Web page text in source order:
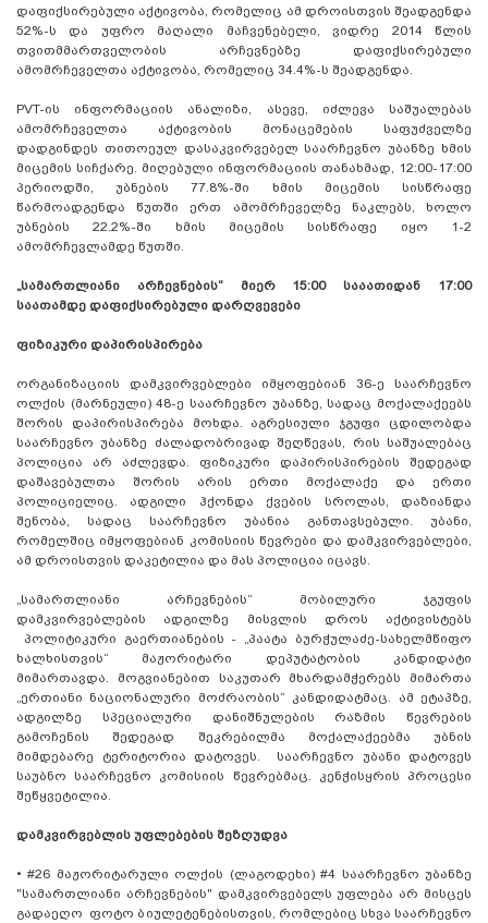
დაფიქსირებული აქტივობა, რომელიც ამ დროისთვის შეადგენდა
52%-ს და უფრო მაღალი მაჩვენებელი, ვიდრე 2014 წლის
თვითმმართველობის არჩევნებზე დაფიქსირებული
ამომრჩეველთა აქტივობა, რომელიც 34.4%-ს შეადგენდა.
PVT-ის ინფორმაციის ანალიზი, ასევე, იძლევა საშუალებას
ამომრჩეველთა აქტივობის მონაცემების საფუძველზე
დადგინდეს თითოეულ დასაკვირვებელ საარჩევნო უბანზე ხმის
მიცემის სიჩქარე. მიღებული ინფორმაციის თანახმად, 12:00-17:00
პერიოდში, უბნების 77.8%-ში ხმის მიცემის სისწრაფე
წარმოადგენდა წუთში ერთ ამომრჩეველზე ნაკლებს, ხოლო
უბნების 22.2%-ში ხმის მიცემის სისწრაფე იყო 1-2
ამომრჩევლამდე წუთში.
„სამართლიანი არჩევნების“ მიერ 15:00 სააათიდან 17:00
საათამდე დაფიქსირებული დარღვევები
ფიზიკური დაპირისპირება
ორგანიზაციის დამკვირვებლები იმყოფებიან 36-ე საარჩევნო
ოლქის (მარნეული) 48-ე საარჩევნო უბანზე, სადაც მოქალაქეებს
შორის დაპირისპირება მოხდა. აგრესიული ჯგუფი ცდილობდა
საარჩევნო უბანზე ძალადობრივად შეღწევას, რის საშუალებაც
პოლიცია არ აძლევდა. ფიზიკური დაპირისპირების შედეგად
დაშავებულთა შორის არის ერთი მოქალაქე და ერთი
პოლიციელიც. ადგილი ჰქონდა ქვების სროლას, დაზიანდა
შენობა, სადაც საარჩევნო უბანია განთავსებული. უბანი,
რომელშიც იმყოფებიან კომისიის წევრები და დამკვირვებლები,
ამ დროისთვის დაკეტილია და მას პოლიცია იცავს.
„სამართლიანი არჩევნების“ მობილური ჯგუფის
დამკვირვებლების ადგილზე მისვლის დროს აქტივისტებს
პოლიტიკური გაერთიანების - „პაატა ბურჭულაძე-სახელმწიფო
ხალხისთვის“ მაჟორიტარი დეპუტატობის კანდიდატი
მიმართავდა. მოგვიანებით საკუთარ მხარდამჭერებს მიმართა
„ერთიანი ნაციონალური მოძრაობის“ კანდიდატმაც. ამ ეტაპზე,
ადგილზე სპეციალური დანიშნულების რაზმის წევრების
გამოჩენის შედეგად შეკრებილმა მოქალაქეებმა უბნის
მიმდებარე ტერიტორია დატოვეს. საარჩევნო უბანი დატოვეს
საუბნო საარჩევნო კომისიის წევრებმაც. კენჭისყრის პროცესი
შეწყვეტილია.
დამკვირვებლის უფლებების შეზღუდვა
• #26 მაჟორიტარული ოლქის (ლაგოდეხი) #4 საარჩევნო უბანზე
"სამართლიანი არჩევნების" დამკვირვებელს უფლება არ მისცეს
გადაეღო ფოტო ბიულეტენებისთვის, რომლებიც სხვა საარჩევნო